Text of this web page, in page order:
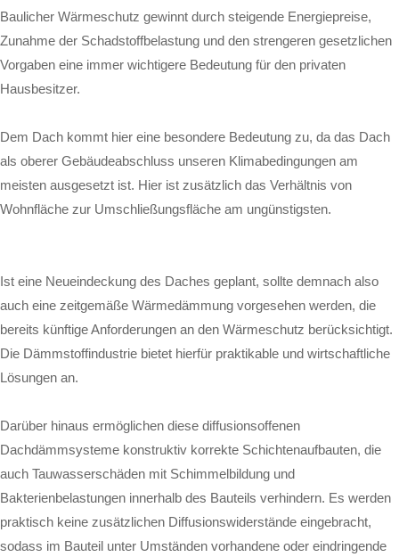
Baulicher Wärmeschutz gewinnt durch steigende Energiepreise,
Zunahme der Schadstoffbelastung und den strengeren gesetzlichen
Vorgaben eine immer wichtigere Bedeutung für den privaten
Hausbesitzer.
Dem Dach kommt hier eine besondere Bedeutung zu, da das Dach
als oberer Gebäudeabschluss unseren Klimabedingungen am
meisten ausgesetzt ist. Hier ist zusätzlich das Verhältnis von
Wohnfläche zur Umschließungsfläche am ungünstigsten.
Ist eine Neueindeckung des Daches geplant, sollte demnach also
auch eine zeitgemäße Wärmedämmung vorgesehen werden, die
bereits künftige Anforderungen an den Wärmeschutz berücksichtigt.
Die Dämmstoffindustrie bietet hierfür praktikable und wirtschaftliche
Lösungen an.
Darüber hinaus ermöglichen diese diffusionsoffenen
Dachdämmsysteme konstruktiv korrekte Schichtenaufbauten, die
auch Tauwasserschäden mit Schimmelbildung und
Bakterienbelastungen innerhalb des Bauteils verhindern. Es werden
praktisch keine zusätzlichen Diffusionswiderstände eingebracht,
sodass im Bauteil unter Umständen vorhandene oder eindringende